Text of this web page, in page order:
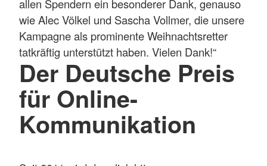
allen Spendern ein besonderer Dank, genauso
wie Alec Völkel und Sascha Vollmer, die unsere
Kampagne als prominente Weihnachtsretter
tatkräftig unterstützt haben. Vielen Dank!“
Der Deutsche Preis
für Online-
Kommunikation